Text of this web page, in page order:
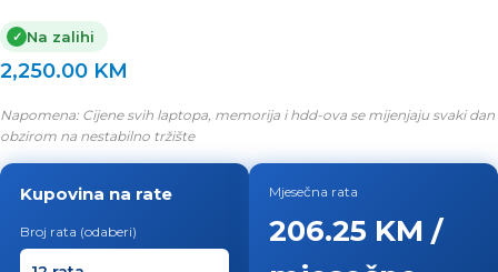
✓ Na zalihi
2,250.00 KM
Napomena: Cijene svih laptopa, memorija i hdd-ova se mijenjaju svaki dan
obzirom na nestabilno tržište
Kupovina na rate
Broj rata (odaberi)
Mjesečna rata
206.25 KM /